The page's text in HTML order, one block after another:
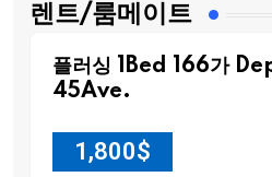
렌트/룸메이트
플러싱 1Bed 166가
45Ave.
1,800$